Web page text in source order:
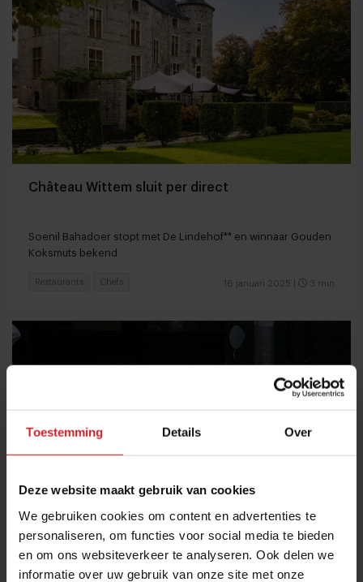
Toestemming Details Over
Deze website maakt gebruik van cookies
We gebruiken cookies om content en advertenties te
personaliseren, om functies voor social media te bieden
en om ons websiteverkeer te analyseren. Ook delen we
informatie over uw gebruik van onze site met onze
Château Wittem sluit per direct
Soenil Bahadoer stopt met De Lindehof** en winnaar Gouden
Koksmuts bekend
16 januari 2025 3 min
Restaurants Chefs
(Rook)pauzes verbieden in de horeca: mag dat?